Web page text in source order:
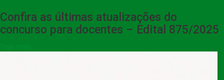
Confira as últimas atualizações do
concurso para docentes – Edital 875/2025